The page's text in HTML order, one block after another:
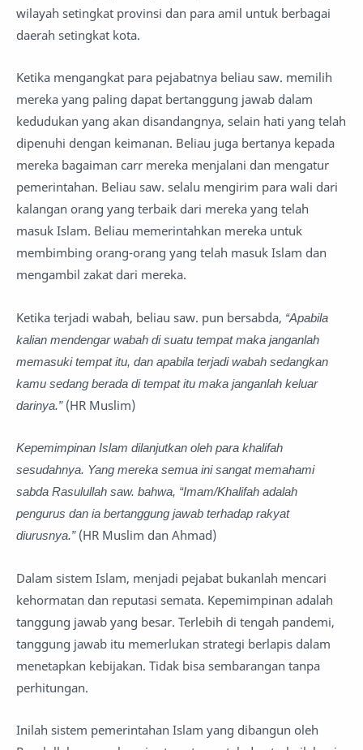
wilayah setingkat provinsi dan para amil untuk berbagai
daerah setingkat kota.
Ketika mengangkat para pejabatnya beliau saw. memilih
mereka yang paling dapat bertanggung jawab dalam
kedudukan yang akan disandangnya, selain hati yang telah
dipenuhi dengan keimanan. Beliau juga bertanya kepada
mereka bagaiman carr mereka menjalani dan mengatur
pemerintahan. Beliau saw. selalu mengirim para wali dari
kalangan orang yang terbaik dari mereka yang telah
masuk Islam. Beliau memerintahkan mereka untuk
membimbing orang-orang yang telah masuk Islam dan
mengambil zakat dari mereka.
Ketika terjadi wabah, beliau saw. pun bersabda, “Apabila
kalian mendengar wabah di suatu tempat maka janganlah
memasuki tempat itu, dan apabila terjadi wabah sedangkan
kamu sedang berada di tempat itu maka janganlah keluar
darinya.”(HR Muslim)
Kepemimpinan Islam dilanjutkan oleh para khalifah
sesudahnya. Yang mereka semua ini sangat memahami
sabda Rasulullah saw. bahwa, “Imam/Khalifah adalah
pengurus dan ia bertanggung jawab terhadap rakyat
diurusnya.”(HR Muslim dan Ahmad)
Dalam sistem Islam, menjadi pejabat bukanlah mencari
kehormatan dan reputasi semata. Kepemimpinan adalah
tanggung jawab yang besar. Terlebih di tengah pandemi,
tanggung jawab itu memerlukan strategi berlapis dalam
menetapkan kebijakan. Tidak bisa sembarangan tanpa
perhitungan.
Inilah sistem pemerintahan Islam yang dibangun oleh